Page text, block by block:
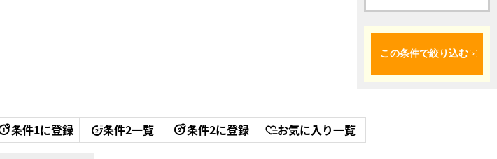
この条件で絞り込む
条件1に登録 条件2一覧 条件2に登録 お気に入り一覧